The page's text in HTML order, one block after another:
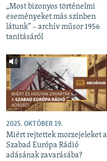
„Most bizonyos történelmi
eseményeket más színben
látunk” – archív műsor 1956
tanításáról
2025. OKTÓBER 19.
Miért rejtettek morzejeleket a
Szabad Európa Rádió
adásának zavarásába?